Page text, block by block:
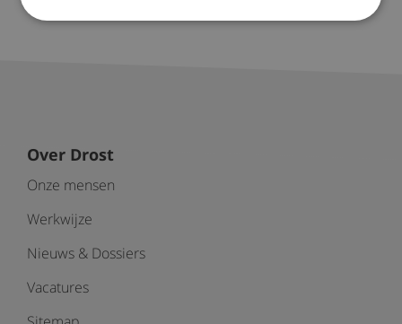
Over Drost
Onze mensen
Werkwijze
Nieuws & Dossiers
Vacatures